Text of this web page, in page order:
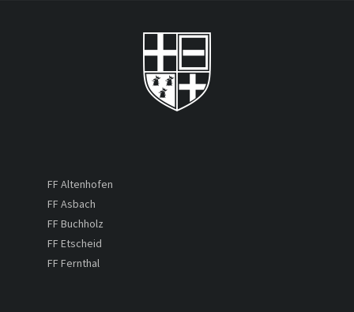
FF Altenhofen
FF Asbach
FF Buchholz
FF Etscheid
FF Fernthal